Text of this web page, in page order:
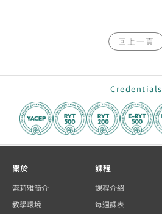
回上一頁
Credentials
關於
索莉雅簡介
教學環境
課程
課程介紹
每週課表